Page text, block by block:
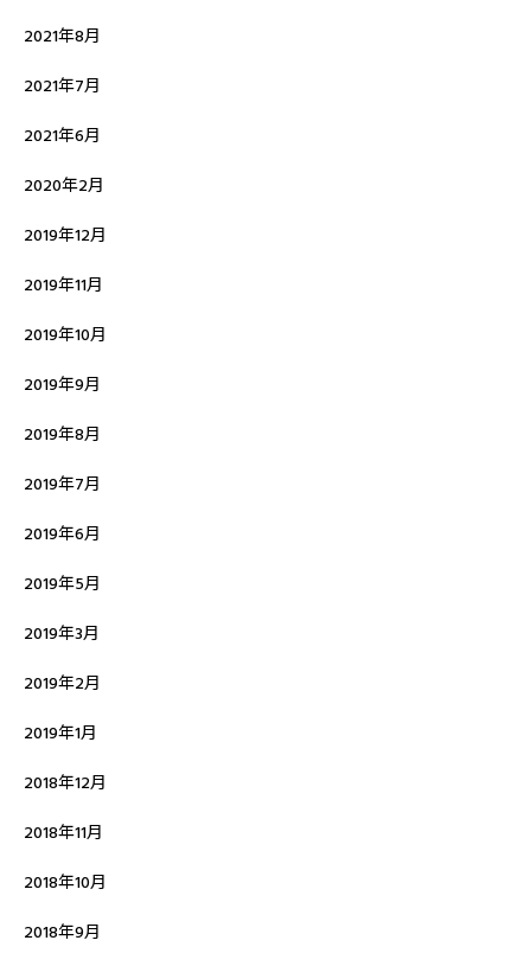
2021年8月
2021年7月
2021年6月
2020年2月
2019年12月
2019年11月
2019年10月
2019年9月
2019年8月
2019年7月
2019年6月
2019年5月
2019年3月
2019年2月
2019年1月
2018年12月
2018年11月
2018年10月
2018年9月